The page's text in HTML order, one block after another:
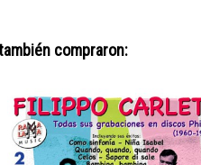
compraron: